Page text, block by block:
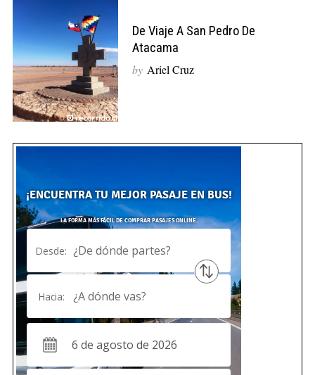
De Viaje A San Pedro De
Atacama
by Ariel Cruz